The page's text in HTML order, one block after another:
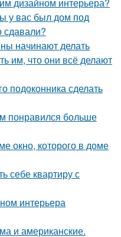
у вас был дом под
сдавали?
начинают делать
им, что они всё делают
подоконника сделать
понравился больше
окно, которого в доме
себе квартиру с
интерьера
и американские.